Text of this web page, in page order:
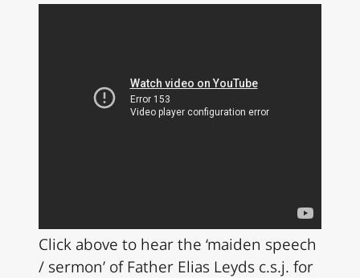
Click above to hear the ‘maiden speech
/ sermon’ of Father Elias Leyds c.s.j. for